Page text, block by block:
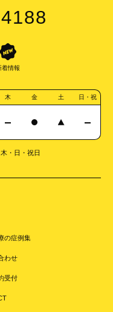
着情報
木 金 土 日・祝
・日・祝日
の症例集
わせ
受付